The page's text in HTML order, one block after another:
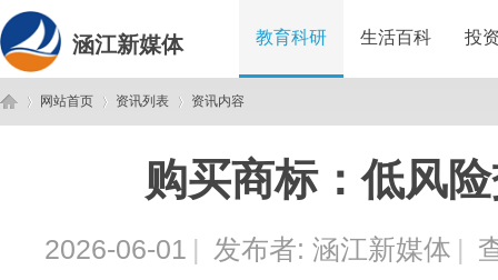
涵江新媒体 教育科研 生活百科 投
网站首页 资讯列表 资讯内容
购买商标：低风
2026-06-01 | 发布者: 涵江新媒体 |